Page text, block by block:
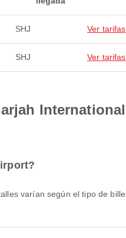
SHJ Ver tarifas
SHJ Ver tarifas
International